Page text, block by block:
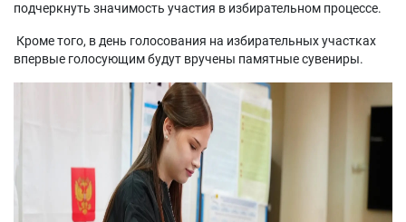
подчеркнуть значимость участия в избирательном процессе.
Кроме того, в день голосования на избирательных участках
впервые голосующим будут вручены памятные сувениры.